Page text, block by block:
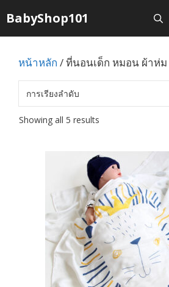
to
content
BabyShop101
หน้าหลัก / ที่นอนเด็ก หมอน ผ้าห่ม
Showing all 5 results